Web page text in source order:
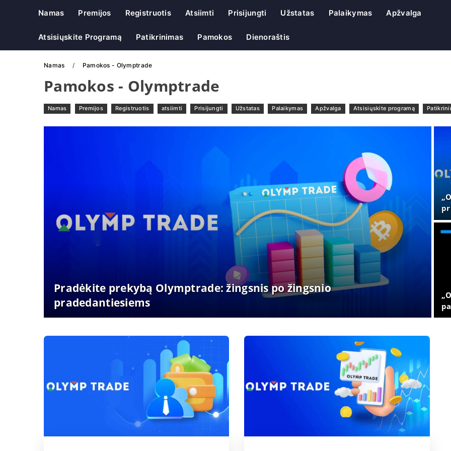
Namas Premijos Registruotis Atsiimti Prisijungti Užstatas Palaikymas Apžvalga
Atsisiųskite Programą Patikrinimas Pamokos Dienoraštis
Namas Pamokos - Olymptrade
Pamokos - Olymptrade
Namas Premijos Registruotis atsiimti Prisijungti Užstatas Palaikymas Apžvalga Atsisiųskite programą
Pradėkite prekybą Olymptrade: žingsnis po žingsnio
pradedantiesiems